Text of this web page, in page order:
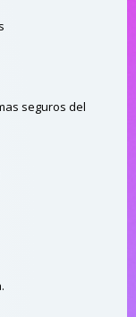
seguros del